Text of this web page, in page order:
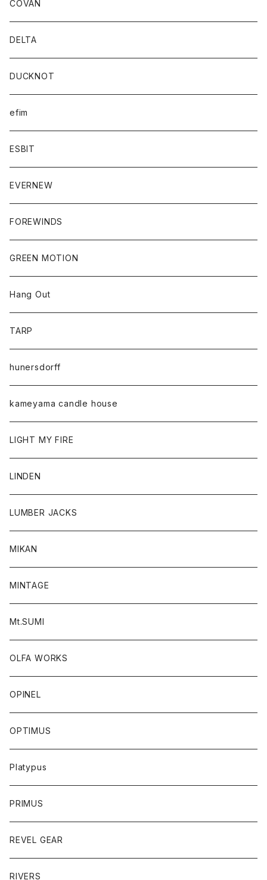
COVAN
DELTA
DUCKNOT
efim
ESBIT
EVERNEW
FOREWINDS
GREEN MOTION
Hang Out
TARP
hunersdorff
kameyama candle house
LIGHT MY FIRE
LINDEN
LUMBER JACKS
MIKAN
MINTAGE
Mt.SUMI
OLFA WORKS
OPINEL
OPTIMUS
Platypus
PRIMUS
REVEL GEAR
RIVERS